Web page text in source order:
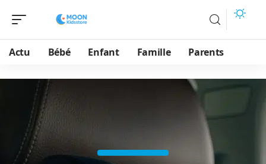
Actu Bébé Enfant Famille Parents